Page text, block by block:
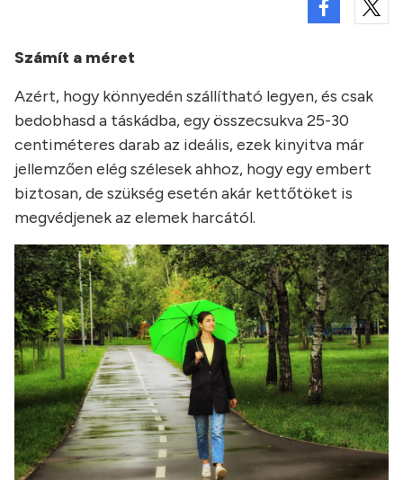
Számít a méret
Azért, hogy könnyedén szállítható legyen, és csak
bedobhasd a táskádba, egy összecsukva 25-30
centiméteres darab az ideális, ezek kinyitva már
jellemzően elég szélesek ahhoz, hogy egy embert
biztosan, de szükség esetén akár kettőtöket is
megvédjenek az elemek harcától.